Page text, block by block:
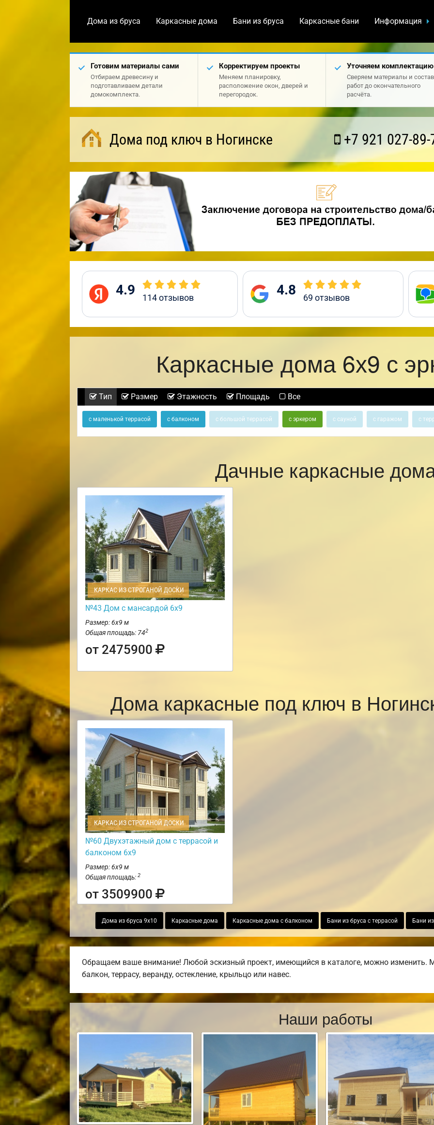
Дома из бруса Каркасные дома Бани из бруса Каркасные бани Информация
Готовим материалы сами
Отбираем древесину и
подготавливаем детали
домокомплекта.
Корректируем проекты
Меняем планировку,
расположение окон, дверей и
перегородок.
Уточняем комплектацию
Сверяем материалы и состав
работ до окончательного
расчёта.
Дома под ключ в Ногинске +7 921 027-89-
4.9 114отзывов 4.8 69 отзывов
Каркасные дома 6х9 с
Тип Размер Этажность Площадь Все
с маленькой террасой с балконом с большой террасой с эркером с сауной с гаражом с
Дачные каркасные
КАРКАС ИЗ СТРОГАНОЙ ДОСКИ
№43 Дом с мансардой 6х9
Размер: 6х9 м
Общая площадь: 742
от 2475900
Дома каркасные под ключ в
КАРКАС ИЗ СТРОГАНОЙ ДОСКИ
№60 Двухэтажный дом с террасой и
балконом 6х9
Размер: 6х9 м
Общая площадь: 2
от 3509900
Дома из бруса 9х10 Каркасные дома Каркасные дома с балконом Бани из бруса с террасой Бани
Обращаем ваше внимание! Любой эскизный проект, имеющийся в каталоге, можно изменить.
балкон, террасу, веранду, остекление, крыльцо или навес.
Наши работы